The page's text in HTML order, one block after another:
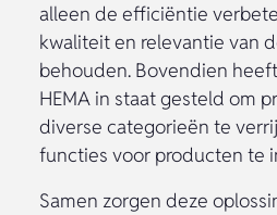
alleen de efficiëntie
kwaliteit en relevantie van
behouden. Bovendien
HEMA in staat gesteld om
diverse categorieën te
functies voor producten te
Samen zorgen deze